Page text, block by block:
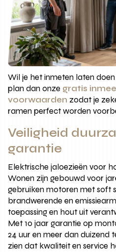
Wil je het inmeten laten
plan dan onze gratis
voorwaarden zodat je
ramen perfect worden
Veiligheid
garantie
Elektrische jaloezieën voor
Wonen zijn gebouwd voor
gebruiken motoren met soft
brandwerende en
toepassing en hout uit
Met 10 jaar garantie op
24 uur en meer dan duizend
zien dat kwaliteit en service